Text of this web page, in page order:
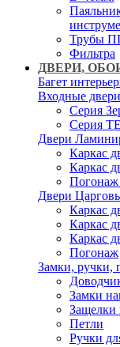
Трубы
Фильтра
ДВЕРИ,
Багет
Входные двери
Серия
Серия
Двери
Каркас
Каркас
Двери
Каркас
Каркас
Каркас
Погонаж
Замки, ручки,
Замки
Защелки
Петли
Ручки